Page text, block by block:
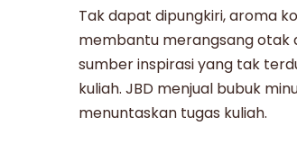
Tak dapat dipungkiri, aroma
membantu merangsang otak
sumber inspirasi yang tak
kuliah. JBD menjual bubuk
menuntaskan tugas kuliah.